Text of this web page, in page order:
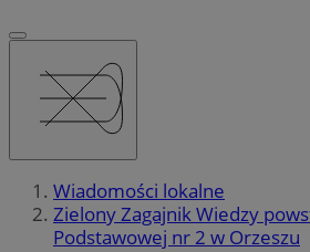
Wiadomości lokalne
Zielony Zagajnik Wiedzy
Podstawowej nr 2 w Orzeszu